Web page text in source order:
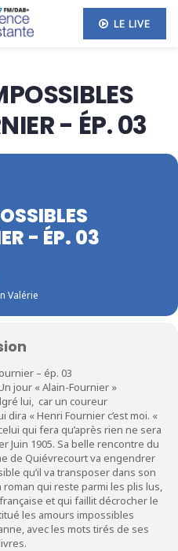
LE LIVE
- ÉP. 03
- ÉP. 03
Valérie
– ép. 03
jour « Alain-Fournier »
lui, car un coureur
« Henri Fournier c’est moi. «
qui fera qu’après rien ne sera
Juin 1905. Sa belle rencontre du
de Quiévrecourt va engendrer
qu’il va transposer dans son
roman qui reste parmi les plis lus,
et qui faillit décrocher le
les amours impossibles
avec les mots tirés de ses